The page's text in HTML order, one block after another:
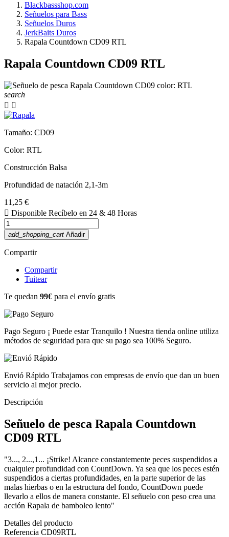
Blackbassshop.com
Señuelos para Bass
Señuelos Duros
JerkBaits Duros
Rapala Countdown CD09 RTL
Rapala Countdown CD09 RTL
search
 
Tamaño: CD09
Color: RTL
Construcción Balsa
Profundidad de natación 2,1-3m
11,25 €
 Disponible Recíbelo en 24 & 48 Horas
add_shopping_cart Añadir
Compartir
Compartir
Tuitear
Te quedan 99€ para el envío gratis
Pago Seguro ¡ Puede estar Tranquilo ! Nuestra tienda online utiliza
métodos de seguridad para que su pago sea 100% Seguro.
Envió Rápido Trabajamos con empresas de envío que dan un buen
servicio al mejor precio.
Descripción
Señuelo de pesca Rapala Countdown
CD09 RTL
"3..., 2...,1... ¡Strike! Alcance constantemente peces suspendidos a
cualquier profundidad con CountDown. Ya sea que los peces estén
suspendidos a ciertas profundidades, en la parte superior de las
malas hierbas o en la estructura del fondo, CountDown puede
llevarlo a ellos de manera constante. El señuelo con peso crea una
acción Rapala de bamboleo lento"
Detalles del producto
Referencia CD09RTL